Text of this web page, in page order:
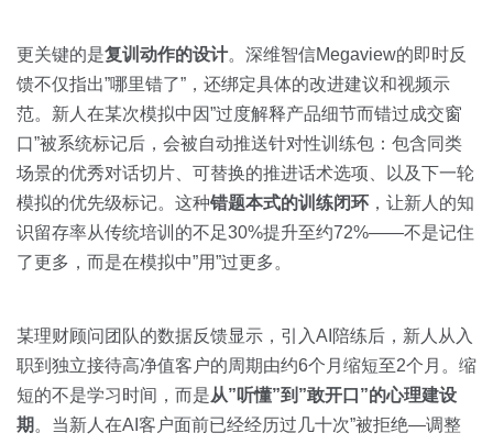
更关键的是复训动作的设计。深维智信Megaview的即时反
馈不仅指出”哪里错了”，还绑定具体的改进建议和视频示
范。新人在某次模拟中因”过度解释产品细节而错过成交窗
口”被系统标记后，会被自动推送针对性训练包：包含同类
场景的优秀对话切片、可替换的推进话术选项、以及下一轮
模拟的优先级标记。这种错题本式的训练闭环 ，让新人的知
识留存率从传统培训的不足30%提升至约72%——不是记住
了更多，而是在模拟中”用”过更多。
某理财顾问团队的数据反馈显示，引入AI陪练后，新人从入
职到独立接待高净值客户的周期由约6个月缩短至2个月。缩
短的不是学习时间，而是从”听懂”到”敢开口”的心理建设
期 。当新人在AI客户面前已经经历过几十次”被拒绝—调整